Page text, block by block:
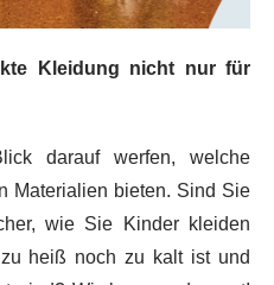
Kleidung nicht nur für
darauf werfen, welche
Materialien bieten. Sind Sie
wie Sie Kinder kleiden
heiß noch zu kalt ist und